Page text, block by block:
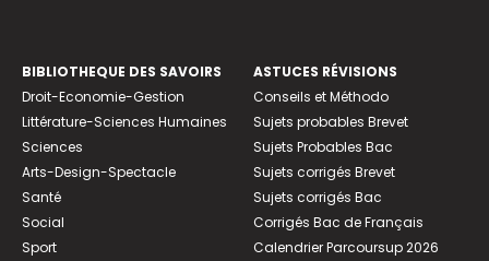
BIBLIOTHEQUE DES SAVOIRS
Droit-Economie-Gestion
Littérature-Sciences Humaines
Sciences
Arts-Design-Spectacle
Santé
Social
Sport
ASTUCES RÉVISIONS
Conseils et Méthodo
Sujets probables Brevet
Sujets Probables Bac
Sujets corrigés Brevet
Sujets corrigés Bac
Corrigés Bac de Français
Calendrier Parcoursup 2026